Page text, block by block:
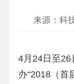
来源：科
4月 24日至26
办“2018（首